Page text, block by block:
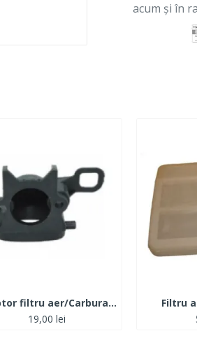
acum și în
Adaptor filtru aer/Carburator Husqvarna 362-365-371-372
19,00 lei
Filtru